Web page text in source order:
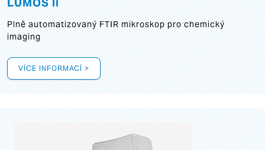
Plně automatizovaný FTIR mikroskop pro chemický
imaging
VÍCE INFORMACÍ >